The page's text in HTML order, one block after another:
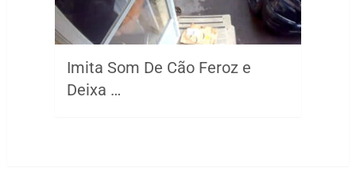
Imita Som De Cão Feroz e
Deixa …